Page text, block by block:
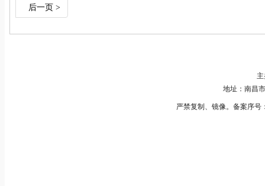
后一页 >
地址：南昌
严禁复制、镜像。备案序号